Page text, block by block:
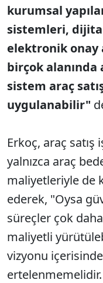
kurumsal
sistemleri,
elektronik onay
birçok alanında
sistem araç
uygulanabilir"
Erkoç, araç satış
yalnızca araç
maliyetleriyle de
ederek, "Oysa
süreçler çok
maliyetli
vizyonu